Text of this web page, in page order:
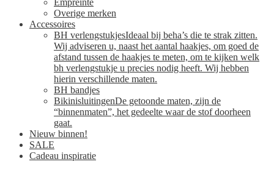
Overige merken
Accessoires
BH verlengstukjesIdeaal bij beha’s die te strak zitten.
Wij adviseren u, naast het aantal haakjes, om goed de
afstand tussen de haakjes te meten, om te kijken welk
bh verlengstukje u precies nodig heeft. Wij hebben
hierin verschillende maten.
BH bandjes
BikinisluitingenDe getoonde maten, zijn de
“binnenmaten”, het gedeelte waar de stof doorheen
gaat.
Nieuw binnen!
SALE
Cadeau inspiratie